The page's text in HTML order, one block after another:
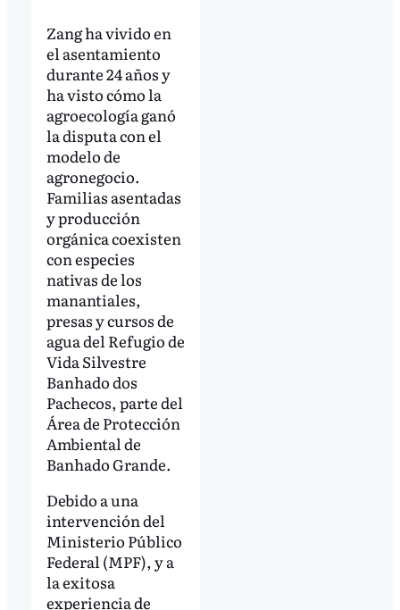
Zang ha vivido en
el asentamiento
durante 24 años y
ha visto cómo la
agroecología ganó
la disputa con el
modelo de
agronegocio.
Familias asentadas
y producción
orgánica coexisten
con especies
nativas de los
manantiales,
presas y cursos de
agua del Refugio de
Vida Silvestre
Banhado dos
Pachecos, parte del
Área de Protección
Ambiental de
Banhado Grande.
Debido a una
intervención del
Ministerio Público
Federal (MPF), y a
la exitosa
experiencia de